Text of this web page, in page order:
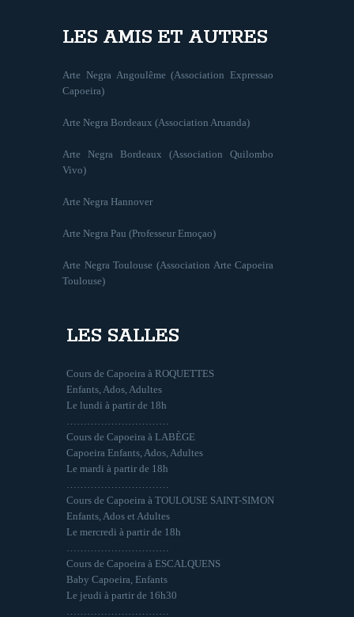
LES AMIS ET AUTRES
Arte Negra Angoulême (Association Expressao
Capoeira)
Arte Negra Bordeaux (Association Aruanda)
Arte Negra Bordeaux (Association Quilombo
Vivo)
Arte Negra Hannover
Arte Negra Pau (Professeur Emoçao)
Arte Negra Toulouse (Association Arte Capoeira
Toulouse)
LES SALLES
Cours de Capoeira à ROQUETTES
Enfants, Ados, Adultes
Le lundi à partir de 18h
Cours de Capoeira à LABÈGE
Capoeira Enfants, Ados, Adultes
Le mardi à partir de 18h
Cours de Capoeira à TOULOUSE SAINT-SIMON
Enfants, Ados et Adultes
Le mercredi à partir de 18h
Cours de Capoeira à ESCALQUENS
Baby Capoeira, Enfants
Le jeudi à partir de 16h30